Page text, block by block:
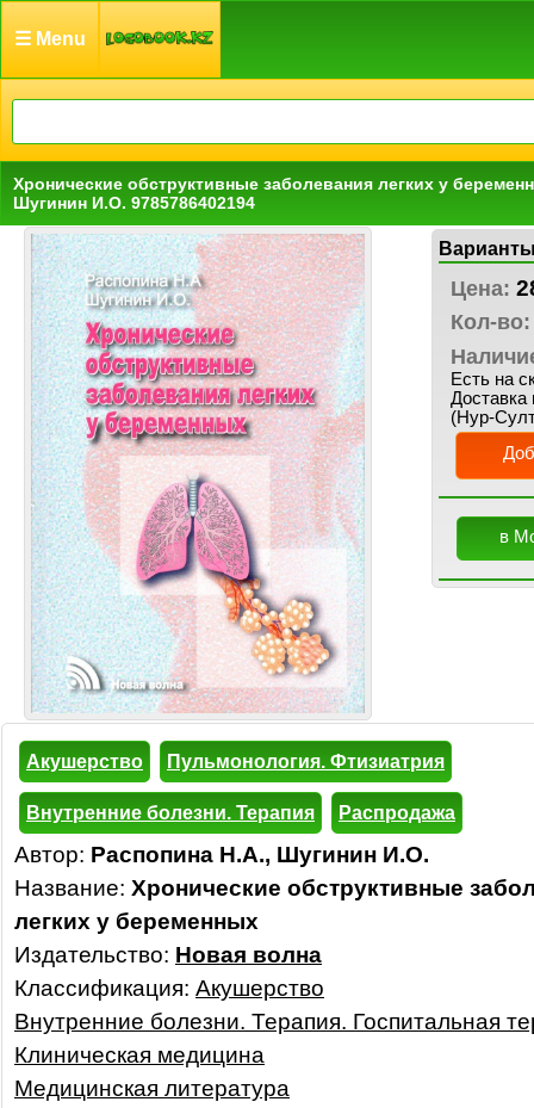
☰ Menu
Хронические обструктивные заболевания легких у
Шугинин И.О. 9785786402194
Цена:
Кол-во:
Есть на
Доставка
(Нур-
в
Акушерство Пульмонология. Фтизиатрия
Внутренние болезни. Терапия Распродажа
Автор: Распопина Н.А., Шугинин И.О.
Название: Хронические обструктивные
легких у беременных
Издательство: Новая волна
Классификация: Акушерство
Внутренние болезни. Терапия. Госпитальная
Клиническая медицина
Медицинская литература